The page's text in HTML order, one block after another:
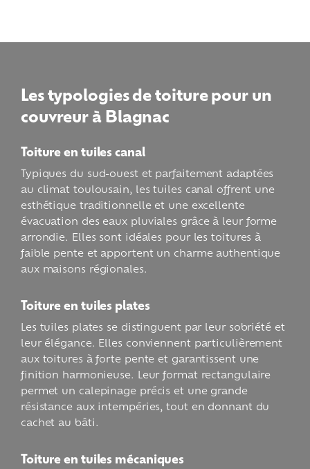
Les typologies de toiture pour un
couvreur à Blagnac
Toiture en tuiles canal
Typiques du sud-ouest et parfaitement adaptées
au climat toulousain, les tuiles canal offrent une
esthétique traditionnelle et une excellente
évacuation des eaux pluviales grâce à leur forme
arrondie. Elles sont idéales pour les toitures à
faible pente et apportent un charme authentique
aux maisons régionales.
Toiture en tuiles plates
Les tuiles plates se distinguent par leur sobriété et
leur élégance. Elles conviennent particulièrement
aux toitures à forte pente et garantissent une
finition harmonieuse. Leur format rectangulaire
permet un calepinage précis et une grande
résistance aux intempéries, tout en donnant du
cachet au bâti.
Toiture en tuiles mécaniques